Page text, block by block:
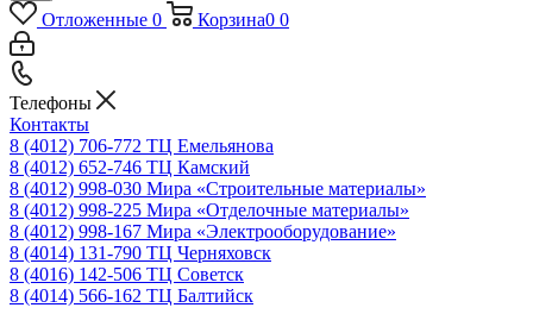
Отложенные 0 Корзина0 0
Телефоны
Контакты
8 (4012) 706-772 ТЦ Емельянова
8 (4012) 652-746 ТЦ Камский
8 (4012) 998-030 Мира «Строительные материалы»
8 (4012) 998-225 Мира «Отделочные материалы»
8 (4012) 998-167 Мира «Электрооборудование»
8 (4014) 131-790 ТЦ Черняховск
8 (4016) 142-506 ТЦ Советск
8 (4014) 566-162 ТЦ Балтийск